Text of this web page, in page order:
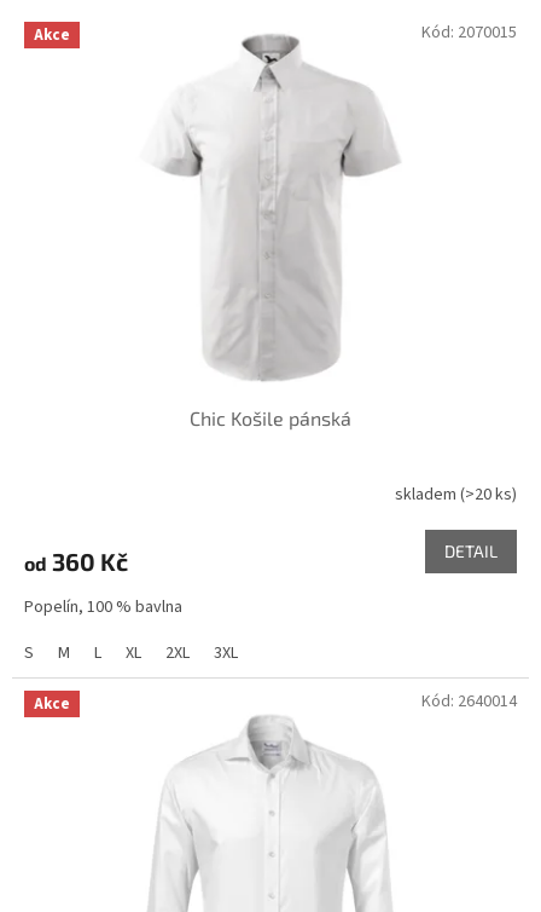
V Akce
Chic Košile pánská
skladem (>20 ks)
od 360 Kč DETAIL
Popelín, 100 % bavlna
S
M L XL 2XL 3XL
Kód: 2070015
Akce Kód: 2640014